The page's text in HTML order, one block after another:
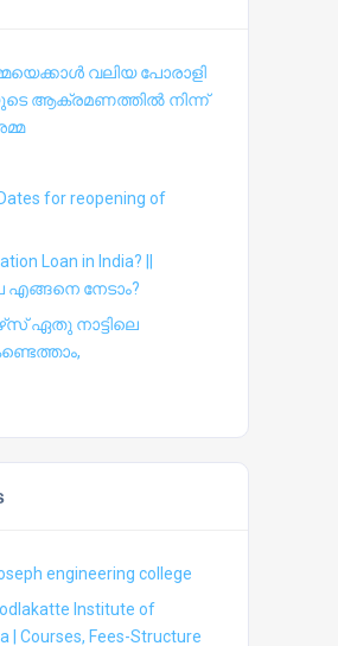
വലിയ പോരാളി
ആക്രമണത്തില്‍ നിന്ന്
for reopening of
Loan in India? ||
നേടാം?
ഏതു നാട്ടിലെ
engineering college
Institute of
| Courses, Fees-Structure